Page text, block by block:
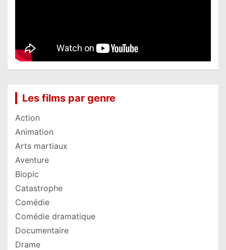
Les films par genre
Action
Animation
Arts martiaux
Aventure
Biopic
Catastrophe
Comédie
Comédie dramatique
Documentaire
Drame